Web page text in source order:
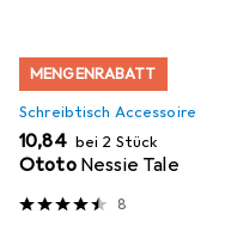
MENGENRABATT
Schreibtisch Accessoire
EUR
10,84 bei 2 Stück
Ototo Nessie Tale
8